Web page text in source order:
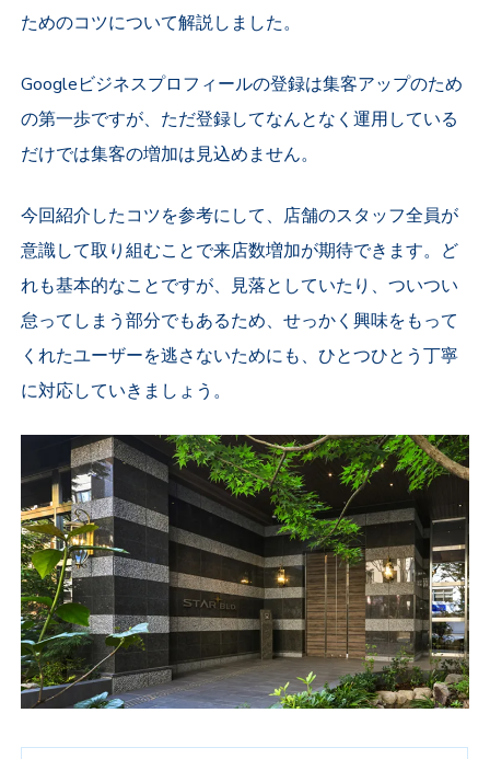
ためのコツについて解説しました。
Googleビジネスプロフィールの登録は集客アップのため
の第一歩ですが、ただ登録してなんとなく運用している
だけでは集客の増加は見込めません。
今回紹介したコツを参考にして、店舗のスタッフ全員が
意識して取り組むことで来店数増加が期待できます。ど
れも基本的なことですが、見落としていたり、ついつい
怠ってしまう部分でもあるため、せっかく興味をもって
くれたユーザーを逃さないためにも、ひとつひとう丁寧
に対応していきましょう。